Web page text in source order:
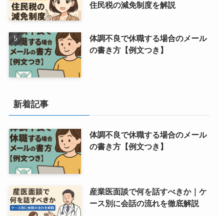
住民税の減免制度を解説
体調不良で休職する場合のメール
の書き方【例文つき】
新着記事
体調不良で休職する場合のメール
の書き方【例文つき】
産業医面談で何を話すべきか｜ケ
ース別に会話の流れを徹底解説